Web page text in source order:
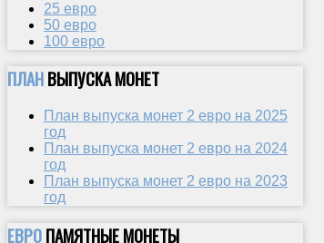
25 евро
50 евро
100 евро
ПЛАНВЫПУСКА МОНЕТ
План выпуска монет 2 евро на 2025
год
План выпуска монет 2 евро на 2024
год
План выпуска монет 2 евро на 2023
год
ЕВРОПАМЯТНЫЕ МОНЕТЫ